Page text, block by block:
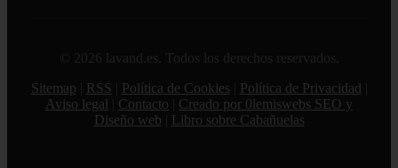
© 2026 lavand.es. Todos los derechos reservados.
Sitemap
RSS Política de Cookies Política de Privacidad
Aviso legal
Contacto
Creado por 0lemiswebs SEO y
Diseño web
Libro sobre Cabañuelas